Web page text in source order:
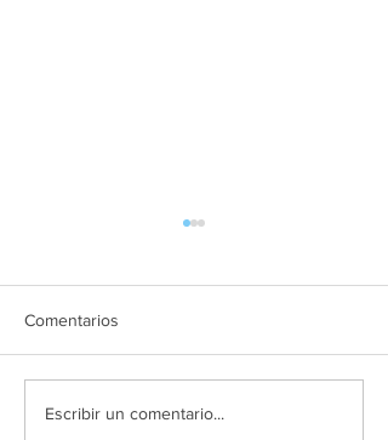
Agencia viajes online en
Comentarios
Escribir un comentario...